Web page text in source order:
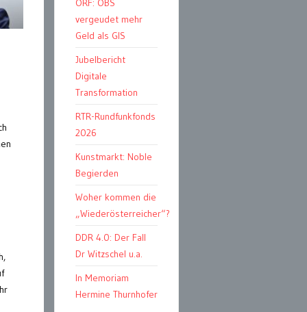
ORF: OBS
vergeudet mehr
Geld als GIS
Jubelbericht
Digitale
Transformation
RTR-Rundfunkfonds
2026
Kunstmarkt: Noble
Begierden
Woher kommen die
„Wiederösterreicher“?
DDR 4.0: Der Fall
Dr Witzschel u.a.
In Memoriam
Hermine Thurnhofer